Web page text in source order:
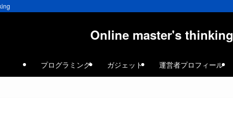
Online master's thinking
プログラミング ガジェット 運営者プロフィール